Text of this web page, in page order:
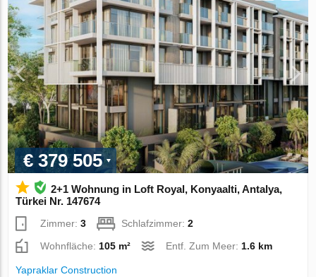
€ 379 505
2+1 Wohnung in Loft Royal, Konyaalti, Antalya,
Türkei Nr. 147674
Zimmer:3 Schlafzimmer:2
Wohnfläche: 105 m² Entf. Zum Meer: 1.6 km
Yapraklar Construction